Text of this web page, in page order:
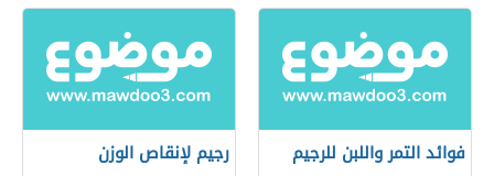
فوائد التمر واللبن للرجيم
رجيم لإنقاص الوزن